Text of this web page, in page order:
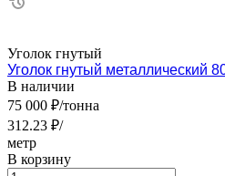
Уголок гнутый
Уголок гнутый металлический
В наличии
75 000 ₽/тонна
312.23 ₽/
метр
В корзину